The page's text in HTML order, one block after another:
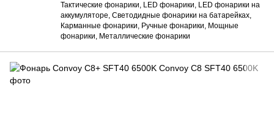
Тактические фонарики, LED фонарики, LED фонарики на
аккумуляторе, Светодидные фонарики на батарейках,
Карманные фонарики, Ручные фонарики, Мощные
фонарики, Металлические фонарики